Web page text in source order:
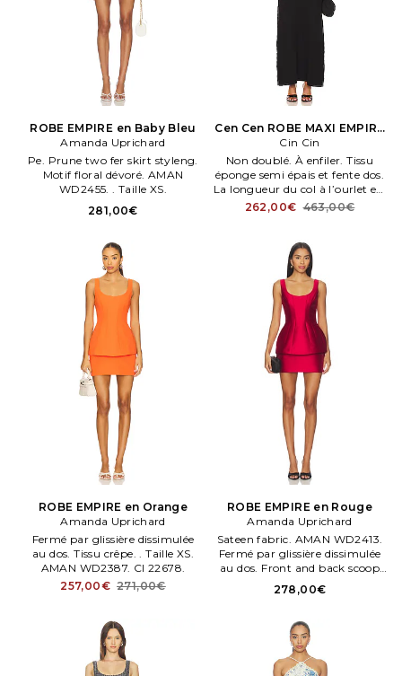
ROBE EMPIRE en Baby Bleu
Amanda Uprichard
Pe. Prune two fer skirt styleng.
Motif floral dévoré. AMAN
WD2455. . Taille XS.
281,00€
Cen Cen ROBE MAXI EMPIRE
en Noir
Cin Cin
Non doublé. À enfiler. Tissu
éponge semi épais et fente dos.
La longueur du col à l’ourlet est
de 109 cm environ. Détails
262,00€ 463,00€
ROBE EMPIRE en Orange
Amanda Uprichard
Fermé par glissière dissimulée
au dos. Tissu crêpe. . Taille XS.
AMAN WD2387. CI 22678.
257,00€ 271,00€
ROBE EMPIRE en Rouge
Amanda Uprichard
Sateen fabric. AMAN WD2413.
Fermé par glissière dissimulée
au dos. Front and back scoop
necklene. . Taille XS.
278,00€